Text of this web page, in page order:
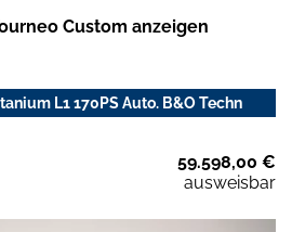
Custom anzeigen
L1 170PS Auto. B&O Techn
59.598,00 €
ausweisbar